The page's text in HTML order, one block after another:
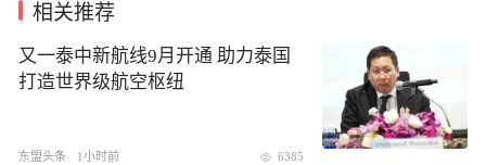
相关推荐
​又一泰中新航线9月开通 助力泰国
打造世界级航空枢纽
东盟头条 1小时前 6385